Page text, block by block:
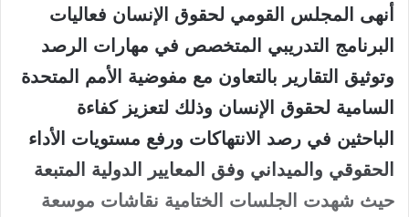
أنهى المجلس القومي لحقوق الإنسان فعاليات
البرنامج التدريبي المتخصص في مهارات الرصد
وتوثيق التقارير بالتعاون مع مفوضية الأمم المتحدة
السامية لحقوق الإنسان وذلك لتعزيز كفاءة
الباحثين في رصد الانتهاكات ورفع مستويات الأداء
الحقوقي والميداني وفق المعايير الدولية المتبعة
حيث شهدت الجلسات الختامية نقاشات موسعة